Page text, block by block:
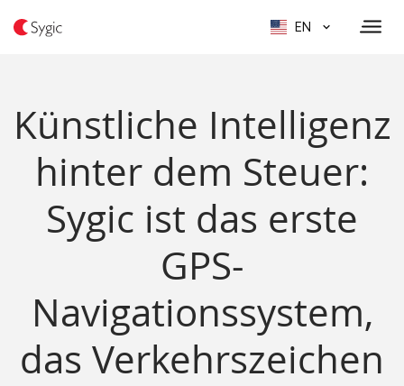
EN
Künstliche Intelligenz
hinter dem Steuer:
Sygic ist das erste
GPS-
Navigationssystem,
das Verkehrszeichen